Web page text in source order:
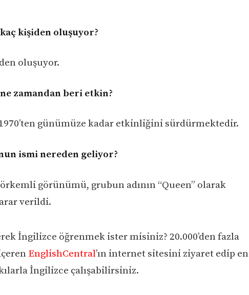
kişiden oluşuyor?
oluşuyor.
zamandan beri etkin?
günümüze kadar etkinliğini sürdürmektedir.
ismi nereden geliyor?
görünümü, grubun adının “Queen” olarak
verildi.
İngilizce öğrenmek ister misiniz? 20.000’den fazla
EnglishCentral’ın internet sitesini ziyaret edip en
İngilizce çalışabilirsiniz.